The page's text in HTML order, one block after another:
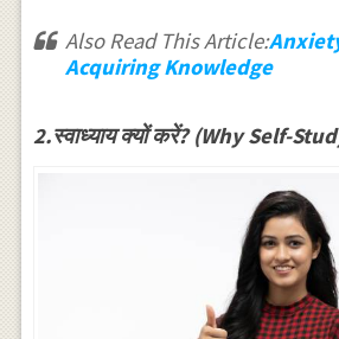
Also Read This Article:
Acquiring Knowledge
2.स्वाध्याय क्यों करें? (Why Self-